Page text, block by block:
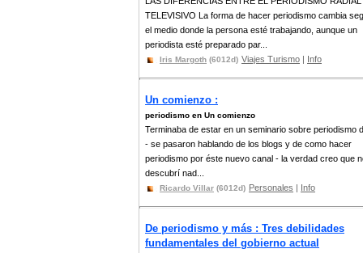
TELEVISIVO La forma de hacer periodismo cambia
el medio donde la persona esté trabajando, aunque un
periodista esté preparado par...
Iris Margoth (6012d) Viajes Turismo | Info
Un comienzo :
periodismo en Un comienzo
Terminaba de estar en un seminario sobre periodismo
- se pasaron hablando de los blogs y de como hacer
periodismo por éste nuevo canal - la verdad creo que
descubrí nad...
Ricardo Villar (6012d) Personales | Info
De periodismo y más : Tres debilidades
fundamentales del gobierno actual